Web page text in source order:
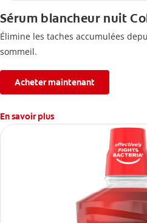
Sérum blancheur nuit
Élimine les taches accumulées
sommeil.
Acheter maintenant
En savoir plus